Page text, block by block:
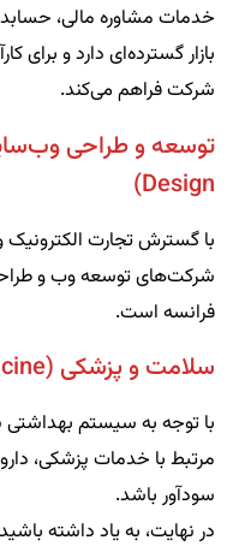
خدمات مشاوره مالی،
بازار گسترده‌ای دارد و برای
شرکت فراهم می‌کند.
Design)
با گسترش تجارت الکترونیک و
شرکت‌های توسعه وب و
فرانسه است.
سلامت و پزشکی (Healthcare & Medicine)
با توجه به سیستم
مرتبط با خدمات پزشکی،
سودآور باشد.
در نهایت، به یاد داشته